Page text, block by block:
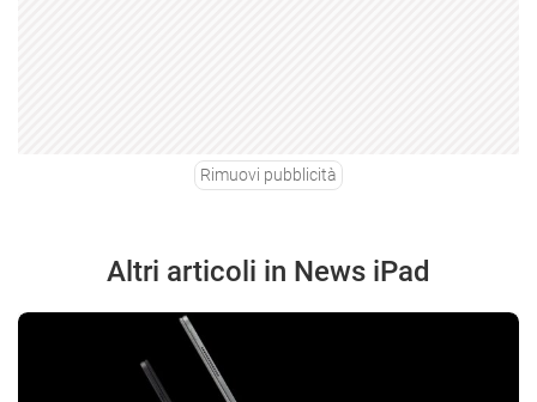
Rimuovi pubblicità
Altri articoli in News iPad